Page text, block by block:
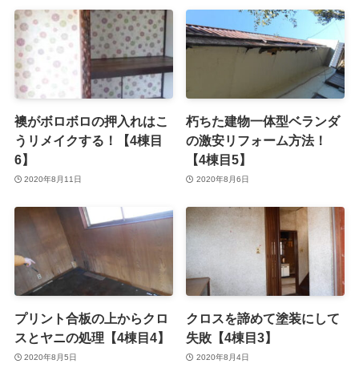
襖がボロボロの押入れはこ
うリメイクする！【4棟目
6】
2020年8月11日
朽ちた建物一体型ベランダ
の激安リフォーム方法！
【4棟目5】
2020年8月6日
プリント合板の上からクロ
スとヤニの処理【4棟目4】
2020年8月5日
クロスを諦めて塗装にして
失敗【4棟目3】
2020年8月4日